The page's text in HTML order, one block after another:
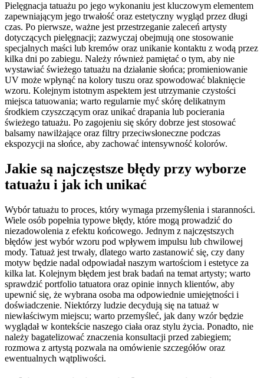
Pielęgnacja tatuażu po jego wykonaniu jest kluczowym elementem
zapewniającym jego trwałość oraz estetyczny wygląd przez długi
czas. Po pierwsze, ważne jest przestrzeganie zaleceń artysty
dotyczących pielęgnacji; zazwyczaj obejmują one stosowanie
specjalnych maści lub kremów oraz unikanie kontaktu z wodą przez
kilka dni po zabiegu. Należy również pamiętać o tym, aby nie
wystawiać świeżego tatuażu na działanie słońca; promieniowanie
UV może wpłynąć na kolory tuszu oraz spowodować blaknięcie
wzoru. Kolejnym istotnym aspektem jest utrzymanie czystości
miejsca tatuowania; warto regularnie myć skórę delikatnym
środkiem czyszczącym oraz unikać drapania lub pocierania
świeżego tatuażu. Po zagojeniu się skóry dobrze jest stosować
balsamy nawilżające oraz filtry przeciwsłoneczne podczas
ekspozycji na słońce, aby zachować intensywność kolorów.
Jakie są najczęstsze błędy przy wyborze
tatuażu i jak ich unikać
Wybór tatuażu to proces, który wymaga przemyślenia i staranności.
Wiele osób popełnia typowe błędy, które mogą prowadzić do
niezadowolenia z efektu końcowego. Jednym z najczęstszych
błędów jest wybór wzoru pod wpływem impulsu lub chwilowej
mody. Tatuaż jest trwały, dlatego warto zastanowić się, czy dany
motyw będzie nadal odpowiadał naszym wartościom i estetyce za
kilka lat. Kolejnym błędem jest brak badań na temat artysty; warto
sprawdzić portfolio tatuatora oraz opinie innych klientów, aby
upewnić się, że wybrana osoba ma odpowiednie umiejętności i
doświadczenie. Niektórzy ludzie decydują się na tatuaż w
niewłaściwym miejscu; warto przemyśleć, jak dany wzór będzie
wyglądał w kontekście naszego ciała oraz stylu życia. Ponadto, nie
należy bagatelizować znaczenia konsultacji przed zabiegiem;
rozmowa z artystą pozwala na omówienie szczegółów oraz
ewentualnych wątpliwości.